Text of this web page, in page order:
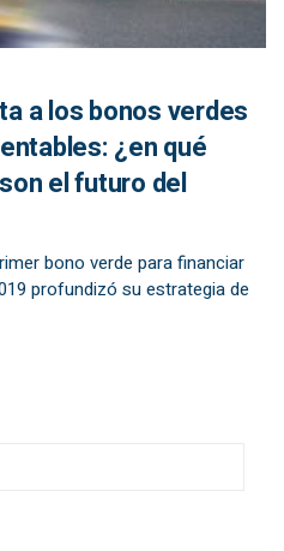
a los bonos verdes
¿en qué
el futuro del
bono verde para financiar
profundizó su estrategia de